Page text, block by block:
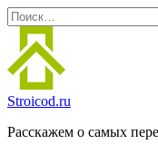
Перейти
к
содержанию
Search
for:
Stroicod.ru
Расскажем о самых